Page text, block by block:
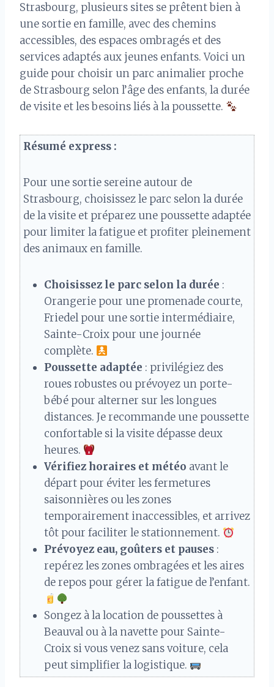
Strasbourg, plusieurs sites se prêtent bien à
une sortie en famille, avec des chemins
accessibles, des espaces ombragés et des
services adaptés aux jeunes enfants. Voici un
guide pour choisir un parc animalier proche
de Strasbourg selon l’âge des enfants, la durée
de visite et les besoins liés à la poussette.
Résumé express :
Pour une sortie sereine autour de
Strasbourg, choisissez le parc selon la durée
de la visite et préparez une poussette adaptée
pour limiter la fatigue et profiter pleinement
des animaux en famille.
Choisissez le parc selon la durée :
Orangerie pour une promenade courte,
Friedel pour une sortie intermédiaire,
Sainte-Croix pour une journée
complète.
Poussette adaptée : privilégiez des
roues robustes ou prévoyez un porte-
bébé pour alterner sur les longues
distances. Je recommande une poussette
confortable si la visite dépasse deux
heures.
Vérifiez horaires et météo avant le
départ pour éviter les fermetures
saisonnières ou les zones
temporairement inaccessibles, et arrivez
tôt pour faciliter le stationnement.
Prévoyez eau, goûters et pauses :
repérez les zones ombragées et les aires
de repos pour gérer la fatigue de l’enfant.
Songez à la location de poussettes à
Beauval ou à la navette pour Sainte-
Croix si vous venez sans voiture, cela
peut simplifier la logistique.